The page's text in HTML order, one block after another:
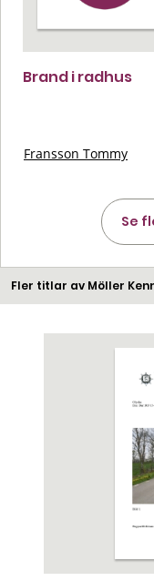
Brand i radhus
Fransson Tommy
Se
Fler titlar av Möller